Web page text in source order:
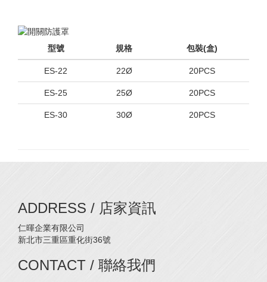
型號 規格 包裝(盒)
ES-22 22Ø 20PCS
ES-25 25Ø 20PCS
ES-30 30Ø 20PCS
ADDRESS / 店家資訊
仁暉企業有限公司
新北市三重區重化街36號
CONTACT / 聯絡我們